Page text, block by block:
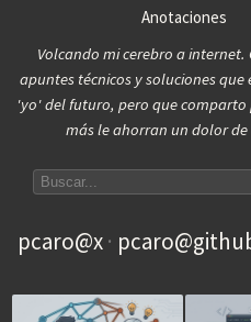
Anotaciones
Volcando mi cerebro a internet.
apuntes técnicos y soluciones que
'yo' del futuro, pero que comparto
más le ahorran un dolor de
Search
pcaro@x